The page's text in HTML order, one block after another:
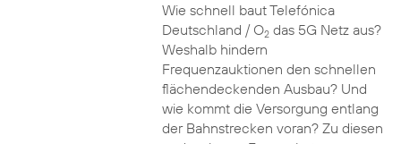
Wie schnell baut Telefónica
Deutschland / O2das 5G Netz aus?
Weshalb hindern
Frequenzauktionen den schnellen
flächendeckenden Ausbau? Und
wie kommt die Versorgung entlang
der Bahnstrecken voran? Zu diesen